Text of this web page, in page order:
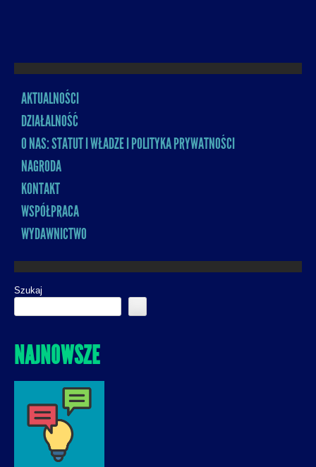
MENU
AKTUALNOŚCI
DZIAŁALNOŚĆ
O NAS: STATUT I WŁADZE I POLITYKA PRYWATNOŚCI
NAGRODA
KONTAKT
WSPÓŁPRACA
WYDAWNICTWO
Szukaj
NAJNOWSZE